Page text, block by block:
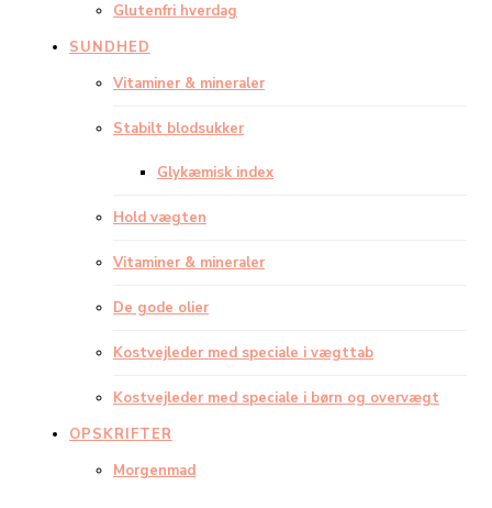
Glutenfri hverdag
SUNDHED
Vitaminer & mineraler
Stabilt blodsukker
Glykæmisk index
Hold vægten
Vitaminer & mineraler
De gode olier
Kostvejleder med speciale i vægttab
Kostvejleder med speciale i børn og overvægt
OPSKRIFTER
Morgenmad